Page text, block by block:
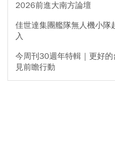
2026前進大南方論壇
佳世達集團艦隊無人機小隊
入
今周刊30週年特輯｜更好
見前瞻行動